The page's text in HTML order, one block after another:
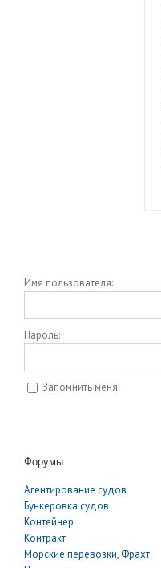
Имя пользователя:
Пароль:
Запомнить меня
Форумы
Агентирование судов
Бункеровка судов
Контейнер
Контракт
Морские перевозки, Фрахт